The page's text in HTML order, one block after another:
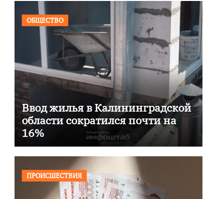
ОБЩЕСТВО
Ввод жилья в Калининградской
области сократился почти на
16%
ПРОИСШЕСТВИЯ